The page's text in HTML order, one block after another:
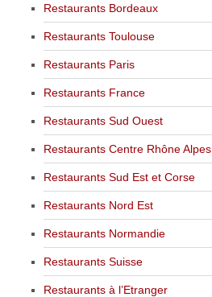
Restaurants Bordeaux
Restaurants Toulouse
Restaurants Paris
Restaurants France
Restaurants Sud Ouest
Restaurants Centre Rhône Alpes
Restaurants Sud Est et Corse
Restaurants Nord Est
Restaurants Normandie
Restaurants Suisse
Restaurants à l’Etranger